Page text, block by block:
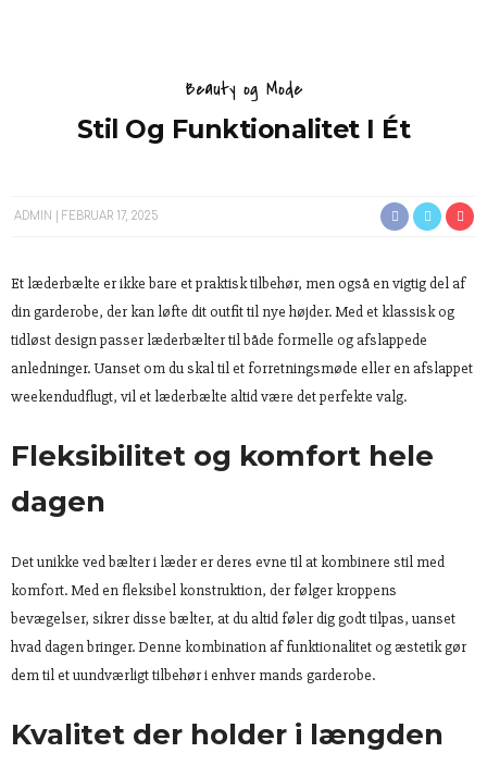
Beauty og Mode
Stil Og Funktionalitet I Ét
ADMIN FEBRUAR 17, 2025
Et læderbælte er ikke bare et praktisk tilbehør, men også en vigtig del af
din garderobe, der kan løfte dit outfit til nye højder. Med et klassisk og
tidløst design passer læderbælter til både formelle og afslappede
anledninger. Uanset om du skal til et forretningsmøde eller en afslappet
weekendudflugt, vil et læderbælte altid være det perfekte valg.
Fleksibilitet og komfort hele
dagen
Det unikke ved bælter i læder er deres evne til at kombinere stil med
komfort. Med en fleksibel konstruktion, der følger kroppens
bevægelser, sikrer disse bælter, at du altid føler dig godt tilpas, uanset
hvad dagen bringer. Denne kombination af funktionalitet og æstetik gør
dem til et uundværligt tilbehør i enhver mands garderobe.
Kvalitet der holder i længden